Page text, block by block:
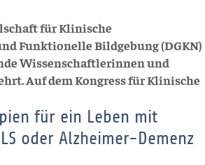
für Klinische
Funktionelle Bildgebung (DGKN)
Wissenschaftlerinnen und
Auf dem Kongress für Klinische
für ein Leben mit
oder Alzheimer-Demenz